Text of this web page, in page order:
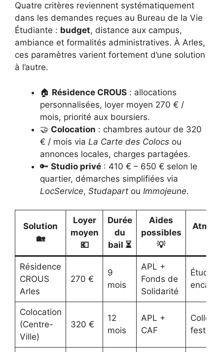
Quatre critères reviennent systématiquement
dans les demandes reçues au Bureau de la Vie
Étudiante : budget, distance aux campus,
ambiance et formalités administratives. À Arles,
ces paramètres varient fortement d’une solution
à l’autre.
🏠 Résidence CROUS : allocations
personnalisées, loyer moyen 270 € /
mois, priorité aux boursiers.
🤝 Colocation : chambres autour de 320
€ / mois via La Carte des Colocs ou
annonces locales, charges partagées.
🔑 Studio privé : 410 € – 650 € selon le
quartier, démarches simplifiées via
LocService, Studapart ou Immojeune.
Solution
🏡
Loyer
moyen
💶
Durée
du
bail ⏳
Aides
possibles
💡
Résidence
CROUS
Arles
270 €
9
mois
APL +
Fonds de
Solidarité
Colocation
(Centre-
Ville)
320 €
12
mois
APL +
CAF
festive